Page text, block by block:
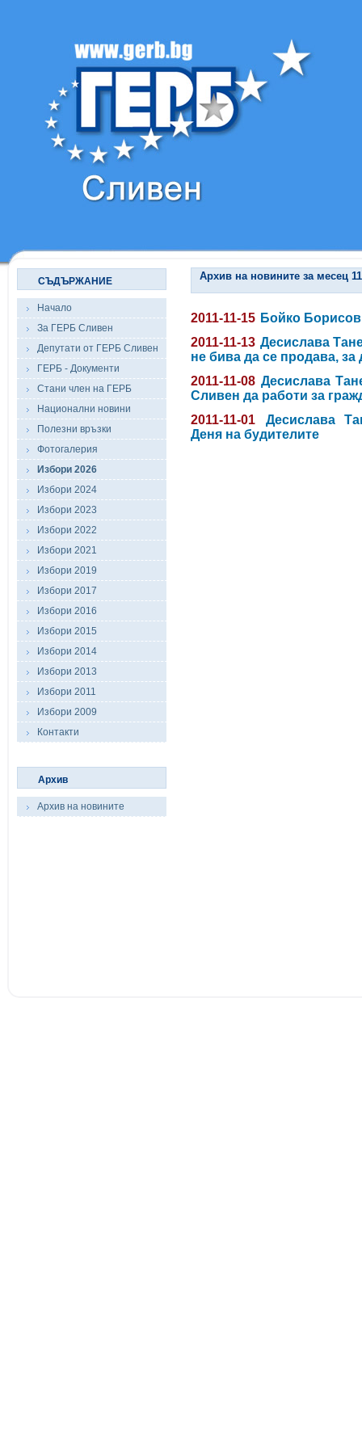
СЪДЪРЖАНИЕ
Начало
За ГЕРБ Сливен
Депутати от ГЕРБ Сливен
ГЕРБ - Документи
Стани член на ГЕРБ
Национални новини
Полезни връзки
Фотогалерия
Избори 2026
Избори 2024
Избори 2023
Избори 2022
Избори 2021
Избори 2019
Избори 2017
Избори 2016
Избори 2015
Избори 2014
Избори 2013
Избори 2011
Избори 2009
Контакти
Архив
Архив на новините
Архив на новините за месец
2011-11-15 Бойко
2011-11-13 Десислава
не бива да се продава,
2011-11-08 Десислава
Сливен да работи за
2011-11-01
Десислава
Деня на будителите